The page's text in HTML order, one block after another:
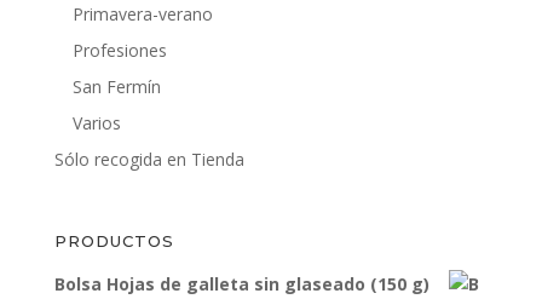
Primavera-verano
Profesiones
San Fermín
Varios
Sólo recogida en Tienda
PRODUCTOS
Bolsa Hojas de galleta sin glaseado (150 g)